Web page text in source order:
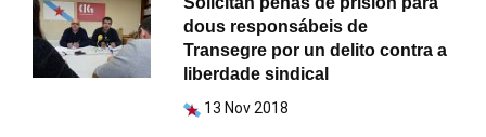
dous responsábeis de
Transegre por un delito contra a
liberdade sindical
13 Nov 2018